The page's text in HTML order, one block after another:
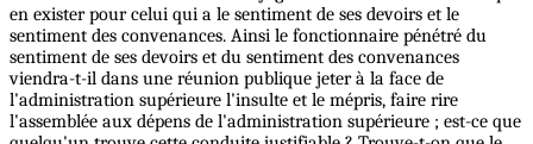
en exister pour celui qui a le sentiment de ses devoirs et le
sentiment des convenances. Ainsi le fonctionnaire pénétré du
sentiment de ses devoirs et du sentiment des convenances
viendra-t-il dans une réunion publique jeter à la face de
l'administration supérieure l'insulte et le mépris, faire rire
l'assemblée aux dépens de l'administration supérieure ; est-ce que